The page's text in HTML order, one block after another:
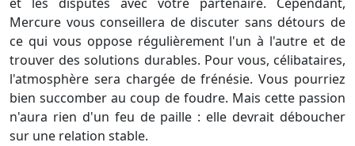
Mercure vous conseillera de discuter sans détours de
ce qui vous oppose régulièrement l'un à l'autre et de
trouver des solutions durables. Pour vous, célibataires,
l'atmosphère sera chargée de frénésie. Vous pourriez
bien succomber au coup de foudre. Mais cette passion
n'aura rien d'un feu de paille : elle devrait déboucher
sur une relation stable.